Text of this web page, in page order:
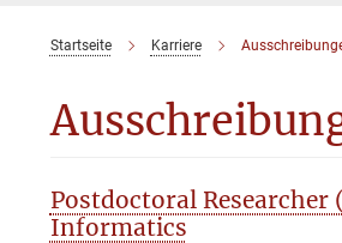
Startseite Karriere
Postdoctoral
Informatics